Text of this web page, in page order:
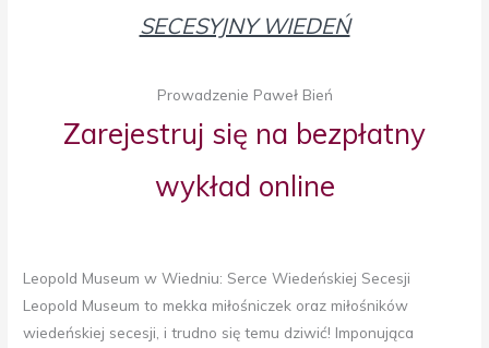
SECESYJNY WIEDEŃ
Prowadzenie Paweł Bień
Zarejestruj się na bezpłatny
wykład online
Leopold Museum w Wiedniu: Serce Wiedeńskiej Secesji
Leopold Museum to mekka miłośniczek oraz miłośników
wiedeńskiej secesji, i trudno się temu dziwić! Imponująca